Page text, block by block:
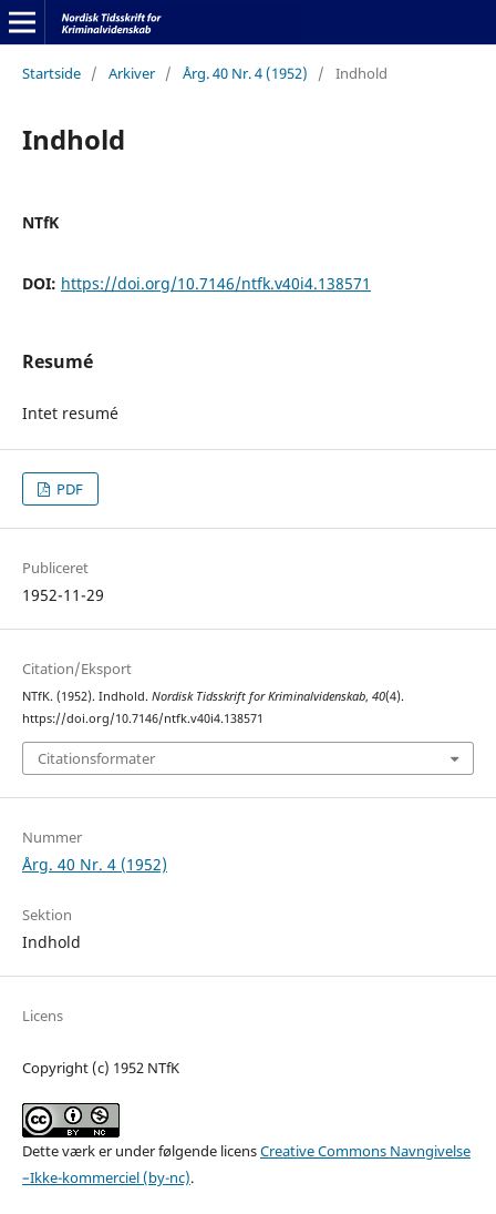
Startside / Arkiver / Årg. 40 Nr. 4 (1952) / Indhold
Indhold
NTfK
DOI: https://doi.org/10.7146/ntfk.v40i4.138571
Resumé
Intet resumé
PDF
Publiceret
1952-11-29
Citation/Eksport
NTfK. (1952). Indhold. Nordisk Tidsskrift for Kriminalvidenskab, 40(4).
https://doi.org/10.7146/ntfk.v40i4.138571
Citationsformater
Nummer
Årg. 40 Nr. 4 (1952)
Sektion
Indhold
Licens
Copyright (c) 1952 NTfK
Dette værk er under følgende licensCreative Commons Navngivelse
–Ikke-kommerciel (by-nc).